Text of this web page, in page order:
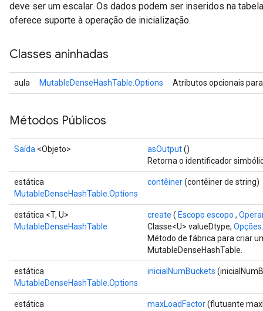
deve ser um escalar. Os dados podem ser inseridos na
oferece suporte à operação de inicialização.
Classes aninhadas
aula MutableDenseHashTable.Options Atributos opcionais
Métodos Públicos
Saída <Objeto> asOutput()
Retorna o identificador
estática
MutableDenseHashTable.Options
contêiner(contêiner de string)
estática <T, U>
MutableDenseHashTable
create ( Escopo escopo ,
Classe<U> valueDtype,
Método de fábrica para criar
MutableDenseHashTable.
estática
MutableDenseHashTable.Options
inicialNumBuckets
estática
maxLoadFactor(flutuante